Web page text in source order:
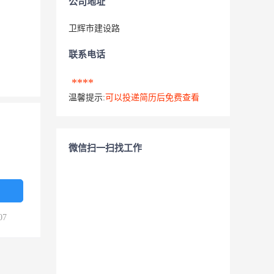
卫辉市建设路
联系电话
****
温馨提示: 可以投递简历后免费查看
微信扫一扫找工作